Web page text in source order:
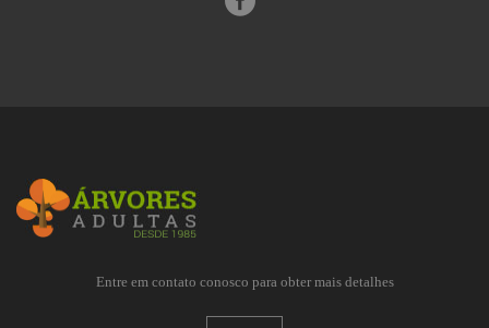
Entre em contato conosco para obter mais detalhes